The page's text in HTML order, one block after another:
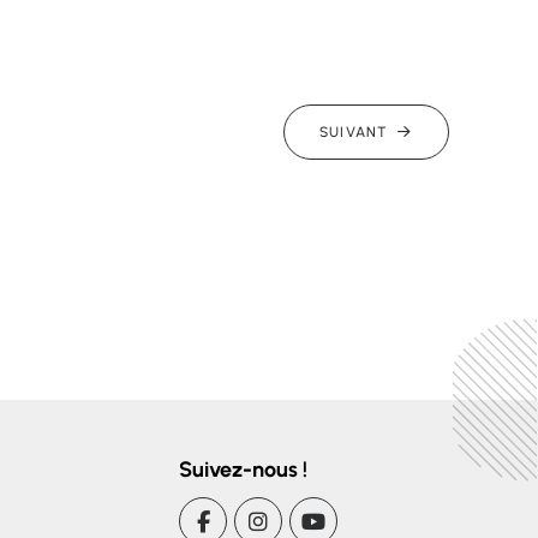
SUIVANT
Suivez-nous !